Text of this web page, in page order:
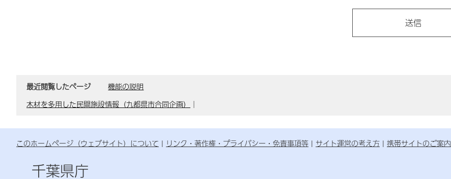
最近閲覧したページ
機能の説明
木材を多用した民間施設情報（九都県市合同企画）
｜
このホームページ（ウェブサイト）について リンク・著作権・プライバシー・免責事項等 サイト運営の考え方 携帯サイトのご案内
千葉県庁